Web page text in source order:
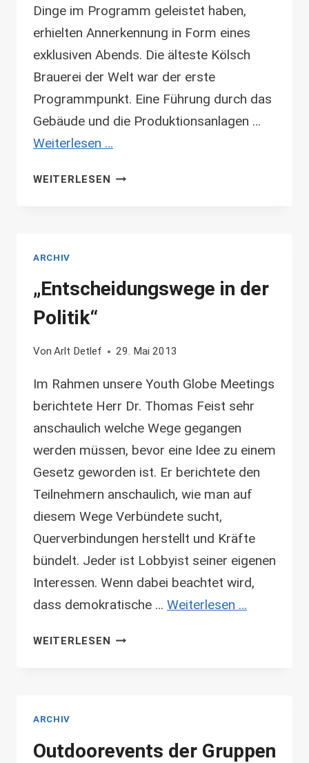
Dinge im Programm geleistet haben,
erhielten Annerkennung in Form eines
exklusiven Abends. Die älteste Kölsch
Brauerei der Welt war der erste
Programmpunkt. Eine Führung durch das
Gebäude und die Produktionsanlagen …
Weiterlesen …
WEITERLESEN CHAMPIONS
ARCHIV
„Entscheidungswege in der
Politik“
Von Arlt Detlef 29. Mai 2013
Im Rahmen unsere Youth Globe Meetings
berichtete Herr Dr. Thomas Feist sehr
anschaulich welche Wege gegangen
werden müssen, bevor eine Idee zu einem
Gesetz geworden ist. Er berichtete den
Teilnehmern anschaulich, wie man auf
diesem Wege Verbündete sucht,
Querverbindungen herstellt und Kräfte
bündelt. Jeder ist Lobbyist seiner eigenen
Interessen. Wenn dabei beachtet wird,
dass demokratische … Weiterlesen …
WEITERLESEN
„ENTSCHEIDUNGSWEGE
ARCHIV
Outdoorevents der Gruppen